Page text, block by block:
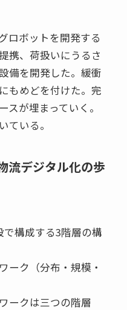
ロボットを開発する
携、荷扱いにうるさ
備を開発した。緩衝
もめどを付けた。完
が埋まっていく。
ている。
流デジタル化の歩
で構成する3階層の構
ーク（分布・規模・
ークは三つの階層